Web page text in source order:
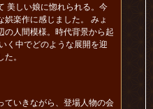
美しい娘に惚れられる。今
楽作に感じました。 みょ
の人間模様。時代背景から起
く中でどのような展開を迎
。
ていきながら、登場人物の会